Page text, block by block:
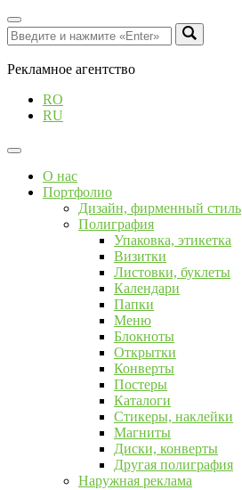
Рекламное агентство
RO
RU
О нас
Портфолио
Дизайн, фирменный стиль
Полиграфия
Упаковка, этикетка
Визитки
Листовки, буклеты
Календари
Папки
Меню
Блокноты
Открытки
Конверты
Постеры
Каталоги
Стикеры, наклейки
Магниты
Диски, конверты
Другая полиграфия
Наружная реклама